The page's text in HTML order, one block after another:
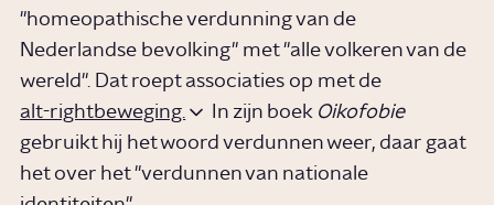
"homeopathische verdunning van de
Nederlandse bevolking" met "alle volkeren van de
wereld". Dat roept associaties op met de
alt-rightbeweging.
In zijn boek Oikofobie
gebruikt hij het woord verdunnen weer, daar gaat
het over het "verdunnen van nationale